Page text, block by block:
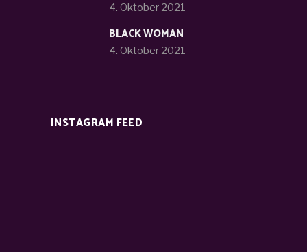
4. Oktober 2021
BLACK WOMAN
4. Oktober 2021
INSTAGRAM FEED